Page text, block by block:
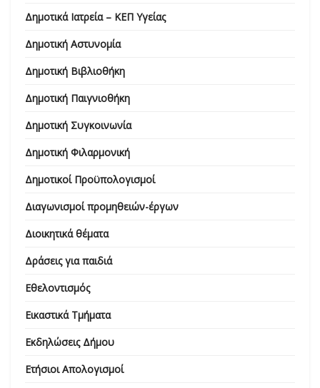
Δημοτικά Ιατρεία – ΚΕΠ Υγείας
Δημοτική Αστυνομία
Δημοτική Βιβλιοθήκη
Δημοτική Παιγνιοθήκη
Δημοτική Συγκοινωνία
Δημοτική Φιλαρμονική
Δημοτικοί Προϋπολογισμοί
Διαγωνισμοί προμηθειών-έργων
Διοικητικά θέματα
Δράσεις για παιδιά
Εθελοντισμός
Εικαστικά Τμήματα
Εκδηλώσεις Δήμου
Ετήσιοι Απολογισμοί